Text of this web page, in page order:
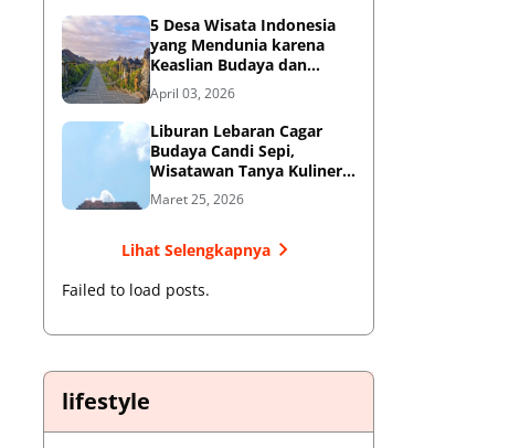
5 Desa Wisata Indonesia
yang Mendunia karena
Keaslian Budaya dan
Tradisi
April 03, 2026
Liburan Lebaran Cagar
Budaya Candi Sepi,
Wisatawan Tanya Kuliner
di Sekitar Candi Pari
Maret 25, 2026
Lihat Selengkapnya
Failed to load posts.
lifestyle